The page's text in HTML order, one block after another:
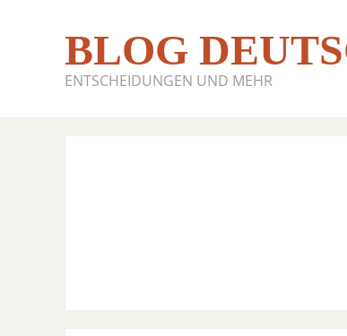
BLOG
ENTSCHEIDUNGEN UND MEHR